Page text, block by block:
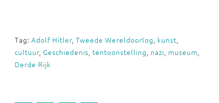
Tag: Adolf Hitler, Tweede Wereldoorlog, kunst,
cultuur, Geschiedenis, tentoonstelling, nazi, museum,
Derde Rijk